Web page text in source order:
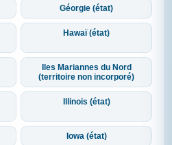
Géorgie (état)
Hawaï (état)
Iles Mariannes du Nord
(territoire non incorporé)
Illinois (état)
Iowa (état)